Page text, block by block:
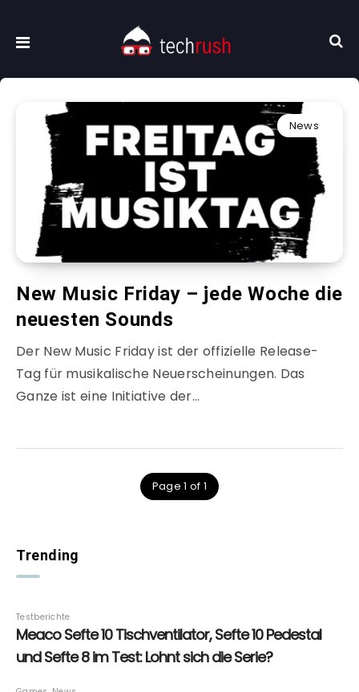
News
New Music Friday – jede Woche die
neuesten Sounds
Der New Music Friday ist der offizielle Release-
Tag für musikalische Neuerscheinungen. Das
Ganze ist eine Initiative der…
Page 1 of 1
Trending